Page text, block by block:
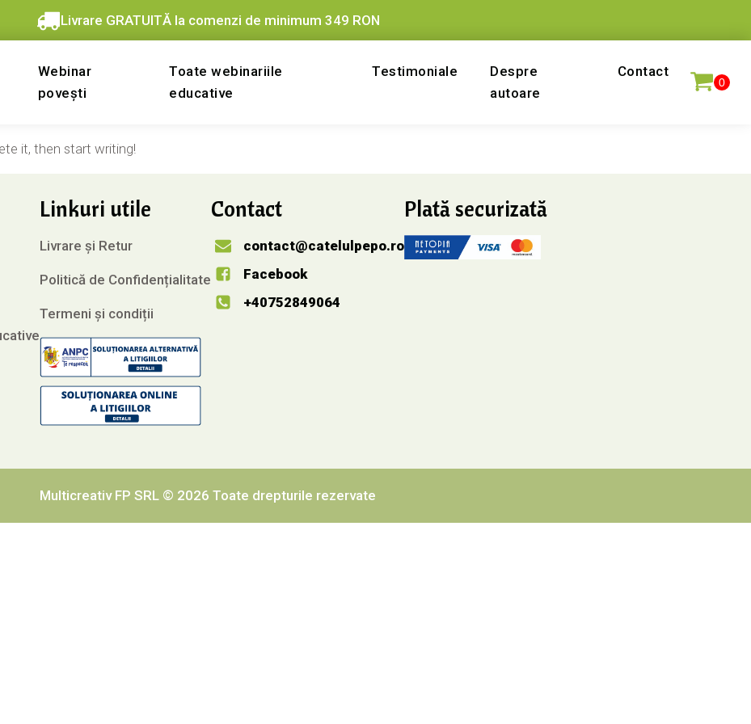
Livrare GRATUITĂ la comenzi de minimum 349 RON
Webinar
povești
Toate webinariile
educative
Testimoniale
Despre
autoare
Contact
it, then start writing!
Linkuri utile
Livrare și Retur
Politică de Confidențialitate
Termeni și condiții
Contact
contact@catelulpepo.ro
Facebook
+40752849064
Plată securizată
Multicreativ FP SRL © 2026 Toate drepturile rezervate